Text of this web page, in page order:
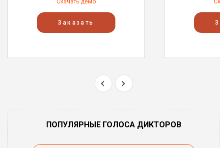
Скачать демо
Заказать
ПОПУЛЯРНЫЕ ГОЛОСА ДИКТОРОВ